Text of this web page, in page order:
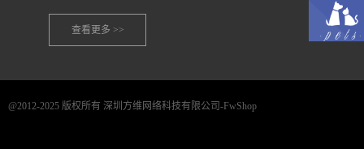
查看更多 >>
@2012-2025 版权所有 深圳方维网络科技有限公司-FwShop